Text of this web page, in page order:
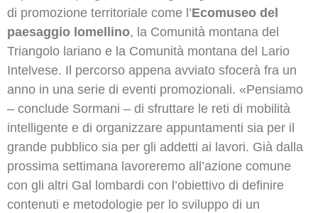
di promozione territoriale come l’Ecomuseo del
paesaggio lomellino, la Comunità montana del
Triangolo lariano e la Comunità montana del Lario
Intelvese. Il percorso appena avviato sfocerà fra un
anno in una serie di eventi promozionali. «Pensiamo
– conclude Sormani – di sfruttare le reti di mobilità
intelligente e di organizzare appuntamenti sia per il
grande pubblico sia per gli addetti ai lavori. Già dalla
prossima settimana lavoreremo all’azione comune
con gli altri Gal lombardi con l’obiettivo di definire
contenuti e metodologie per lo sviluppo di un